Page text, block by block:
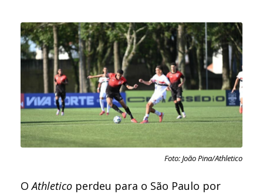
Foto: João Pina/Athletico
OAthletico perdeu para o São Paulo por